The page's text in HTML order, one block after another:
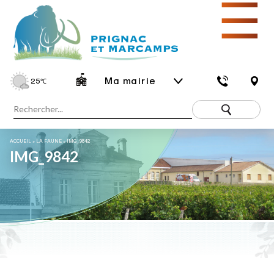
25℃ Ma mairie
☰
ACCUEIL » LA FAUNE »IMG_9842
IMG_9842